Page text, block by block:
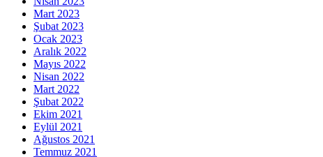
Mart 2023
Şubat 2023
Ocak 2023
Aralık 2022
Mayıs 2022
Nisan 2022
Mart 2022
Şubat 2022
Ekim 2021
Eylül 2021
Ağustos 2021
Temmuz 2021